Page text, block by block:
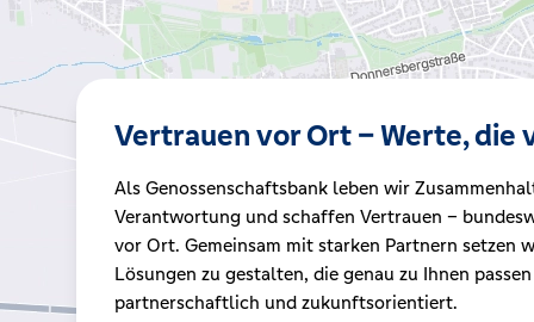
Kreditrechner
Immobilien
Vertrauen vor Ort – Werte, die
Als Genossenschaftsbank leben wir
Verantwortung und schaffen Vertrauen –
vor Ort. Gemeinsam mit starken Partnern setzen
Lösungen zu gestalten, die genau zu Ihnen
partnerschaftlich und zukunftsorientiert.